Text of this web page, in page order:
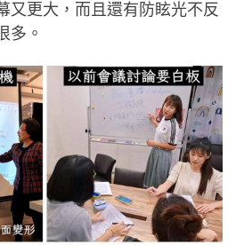
又更大，而且還有防眩光不反
多。